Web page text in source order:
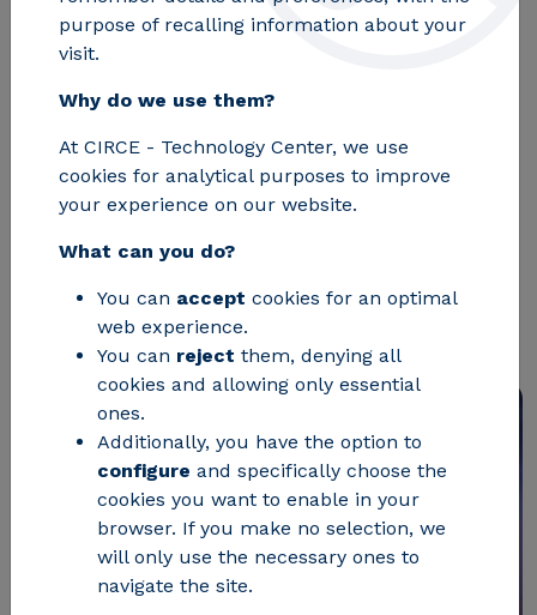
producción de
parques industriales
reduciendo los
costes energéticos
es la propuesta del
proyecto europeo S-
PARCS
purpose of recalling information about your
visit.
Why do we use them?
At CIRCE - Technology Center, we use
cookies for analytical purposes to improve
your experience on our website.
What can you do?
You can accept cookies for an optimal
web experience.
You can reject them, denying all
cookies and allowing only essential
ones.
Additionally, you have the option to
configure and specifically choose the
cookies you want to enable in your
browser. If you make no selection, we
will only use the necessary ones to
navigate the site.